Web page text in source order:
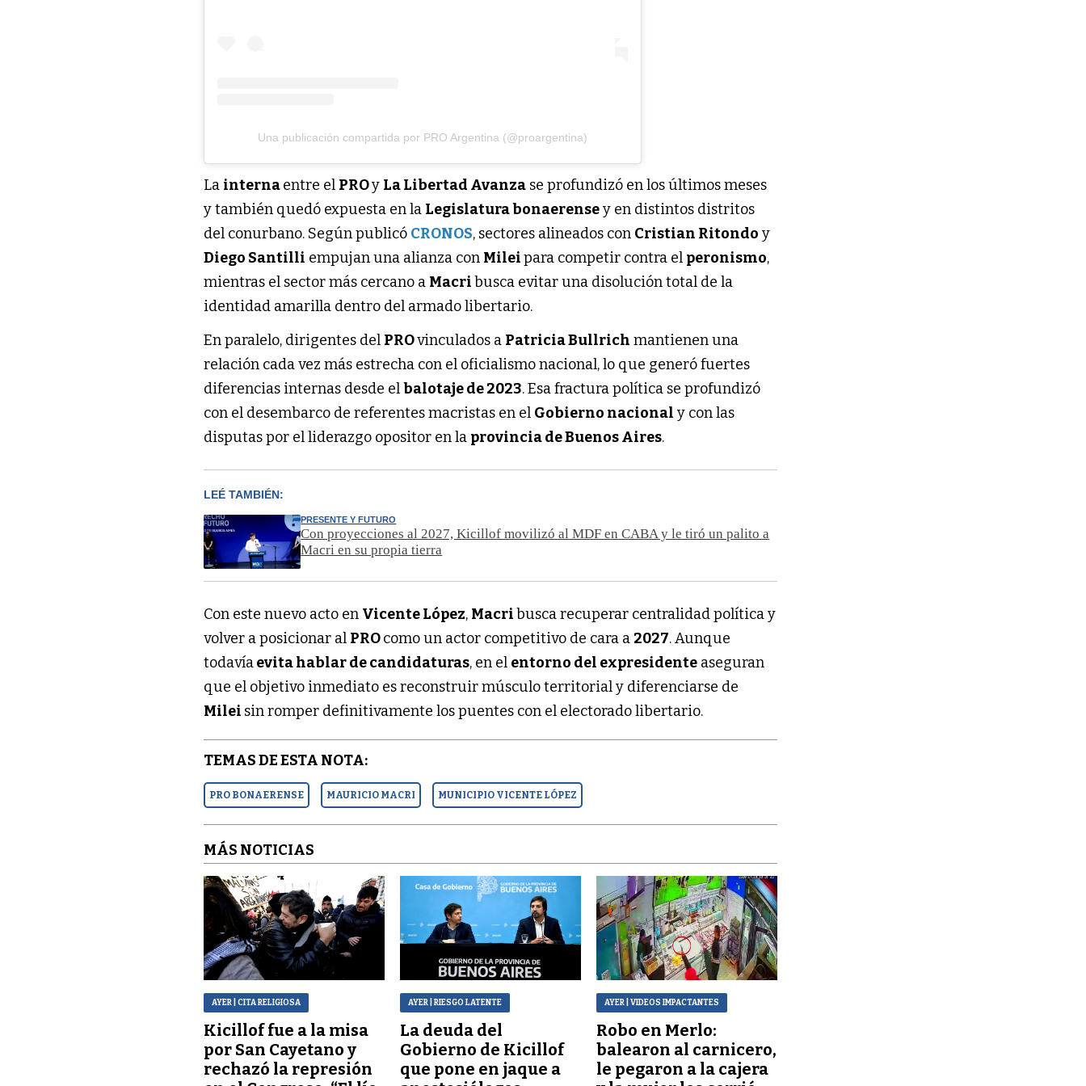
Una publicación compartida por PRO Argentina (@proargentina)
La internaentre el PROy La Libertad Avanza se profundizó en los últimos meses
y también quedó expuesta en la Legislatura bonaerensey en distintos distritos
del conurbano. Según publicó CRONOS, sectores alineados con Cristian Ritondo y
Diego Santilli empujan una alianza con Mileipara competir contra el peronismo,
mientras el sector más cercano a Macribusca evitar una disolución total de la
identidad amarilla dentro del armado libertario.
En paralelo, dirigentes del PROvinculados a Patricia Bullrich mantienen una
relación cada vez más estrecha con el oficialismo nacional, lo que generó fuertes
diferencias internas desde elbalotaje de 2023. Esa fractura política se profundizó
con el desembarco de referentes macristas en el Gobierno nacional y con las
disputas por el liderazgo opositor en la provincia de Buenos Aires.
LEÉ TAMBIÉN:
PRESENTE Y FUTURO
Con proyecciones al 2027, Kicillof movilizó al MDF en CABA y le tiró un palito a
Macri en su propia tierra
Con este nuevo acto en Vicente López, Macribusca recuperar centralidad política y
volver a posicionar al PROcomo un actor competitivo de cara a 2027. Aunque
todavíaevita hablar de candidaturas, en el entorno del expresidente aseguran
que el objetivo inmediato es reconstruir músculo territorial y diferenciarse de
Milei sin romper definitivamente los puentes con el electorado libertario.
TEMAS DE ESTA NOTA:
PRO BONAERENSE MAURICIO MACRI MUNICIPIO VICENTE LÓPEZ
MÁS NOTICIAS
AYER | CITA RELIGIOSA
Kicillof fue a la misa
por San Cayetano y
rechazó la represión
AYER | RIESGO LATENTE
La deuda del
Gobierno de Kicillof
que pone en jaque a
AYER | VIDEOS IMPACTANTES
Robo en Merlo:
balearon al carnicero,
le pegaron a la cajera